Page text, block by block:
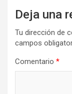
Deja una
Tu dirección de
campos
Comentario *